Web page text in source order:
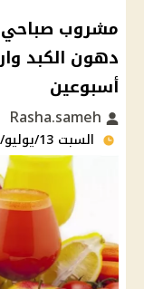
مشروب صباحي
دهون الكبد
أسبوعين
السبت 13/يوليو/2024 - 05:00 ص